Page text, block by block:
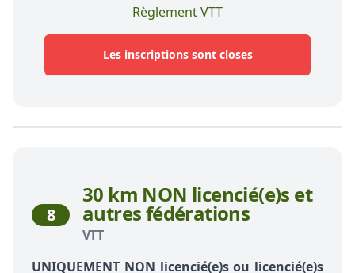
Règlement VTT
Les inscriptions sont closes
8
30 km NON licencié(e)s et
autres fédérations
VTT
UNIQUEMENT NON licencié(e)s ou licencié(e)s